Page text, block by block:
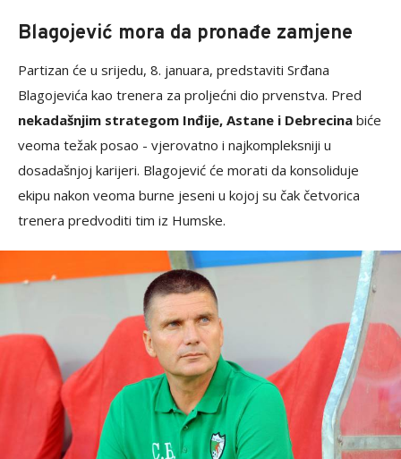
Blagojević mora da pronađe zamjene
Partizan će u srijedu, 8. januara, predstaviti Srđana
Blagojevića kao trenera za proljećni dio prvenstva. Pred
nekadašnjim strategom Inđije, Astane i Debrecina biće
veoma težak posao - vjerovatno i najkompleksniji u
dosadašnjoj karijeri. Blagojević će morati da konsoliduje
ekipu nakon veoma burne jeseni u kojoj su čak četvorica
trenera predvoditi tim iz Humske.